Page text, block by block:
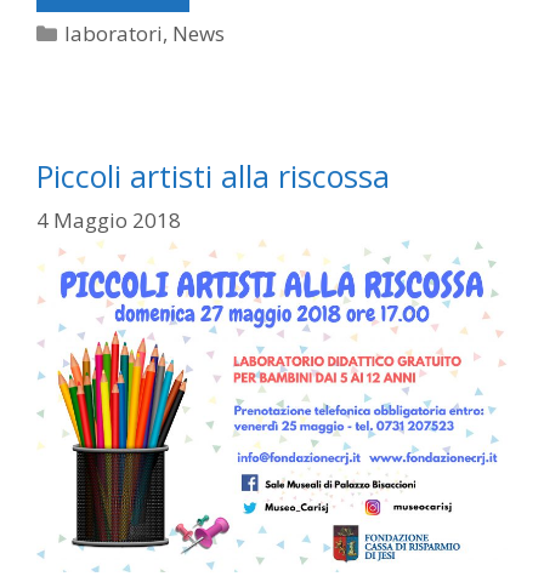
Categorie
laboratori, News
Piccoli artisti alla riscossa
4 Maggio 2018